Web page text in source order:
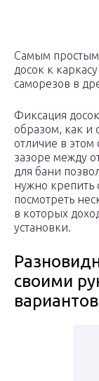
Самым
досок к
саморезов в
Фиксация
образом, как и
отличие в этом
зазоре между
для бани
нужно
посмотреть
в которых
установки.
своими
вариантов